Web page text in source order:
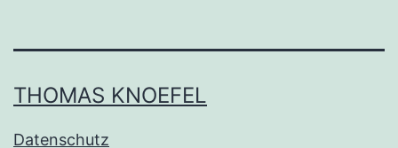
THOMAS KNOEFEL
Datenschutz